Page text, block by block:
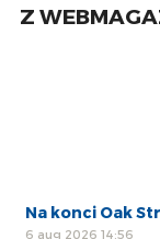
Z
Na konci Oak
6 aug 2026 14:56